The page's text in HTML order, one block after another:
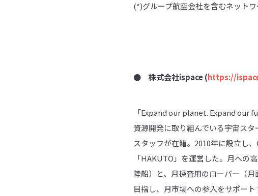
(*)グループ航空会社を含むネットワ
● 株式会社ispace (https://
「Expand our planet. Expand our
資源開発に取り組んでいる宇宙ス
スタッフが在籍。2010年に設立し
「HAKUTO」を運営した。月への
陸船）と、月探査用のローバー（
目指し、月市場への参入をサポー